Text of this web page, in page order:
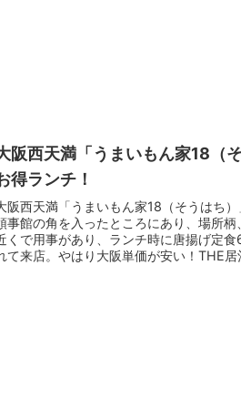
阪西天満「うまいもん家18（
得ランチ！
阪西天満「うまいもん家18（そうはち
事館の角を入ったところにあり、場所柄
くで用事があり、ランチ時に唐揚げ定
て来店。やはり大阪単価が安い！THE居